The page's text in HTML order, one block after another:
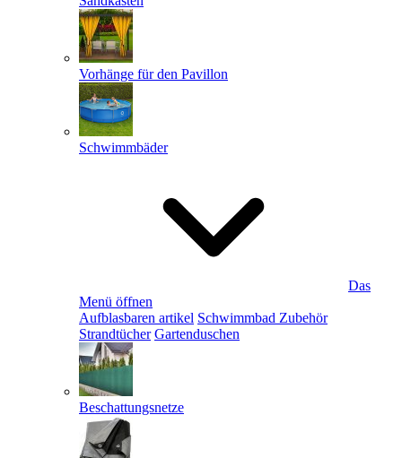
Vorhänge für den Pavillon
Schwimmbäder
Das
Menü öffnen
Aufblasbaren artikel Schwimmbad Zubehör
Strandtücher Gartenduschen
Beschattungsnetze